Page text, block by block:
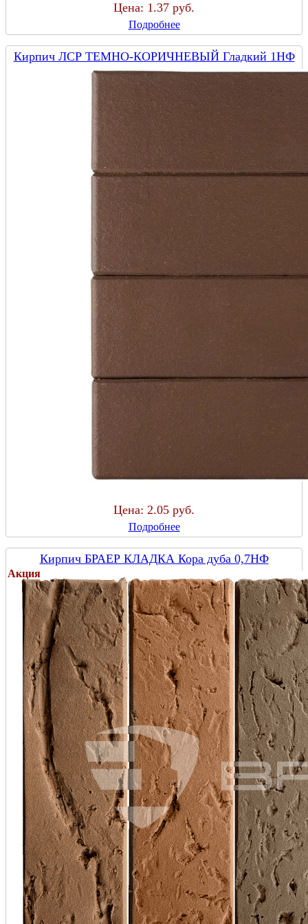
Цена: 1.37 руб.
Подробнее
Кирпич ЛСР ТЕМНО-КОРИЧНЕВЫЙ Гладкий 1НФ
Цена: 2.05 руб.
Подробнее
Кирпич БРАЕР КЛАДКА Кора дуба 0,7НФ
Акция